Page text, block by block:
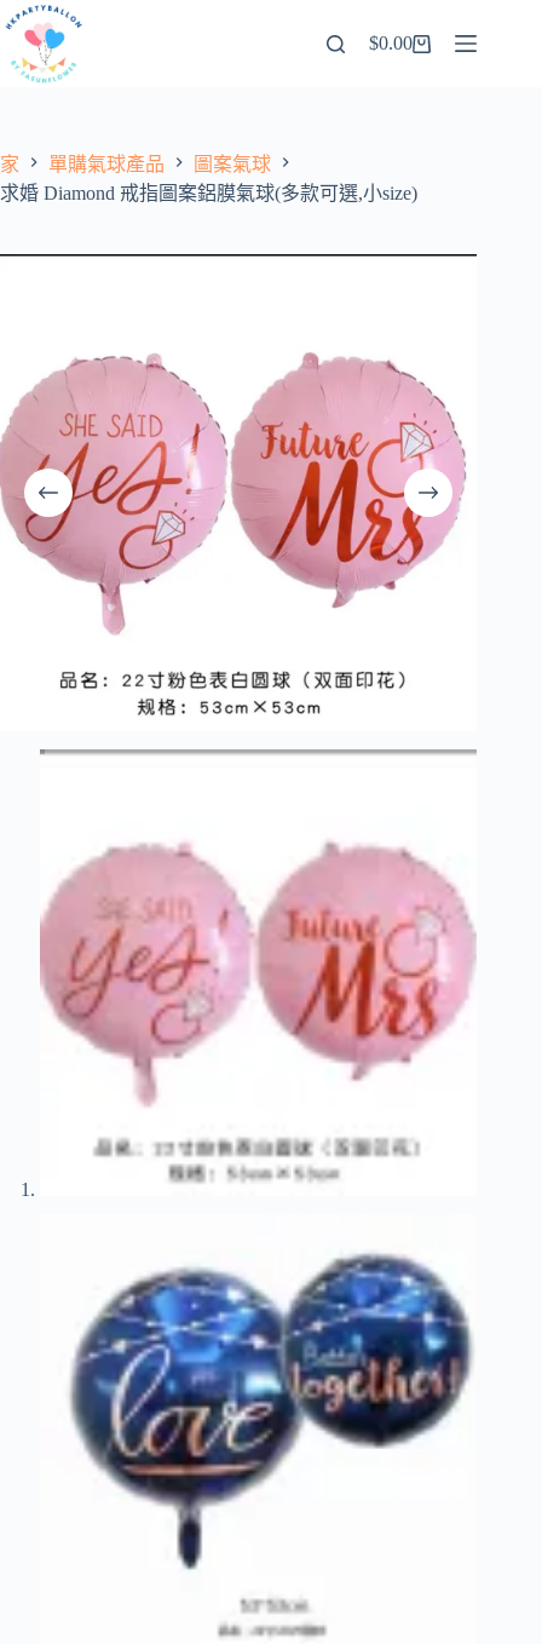
跳
內
$0.00
家 單購氣球產品
圖案氣球
求婚 Diamond 戒指圖案鋁膜氣球(多款可選,小size)